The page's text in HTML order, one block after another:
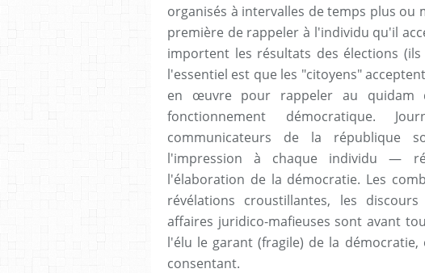
organisés à intervalles de temps plus
première de rappeler à l'individu qu'il
importent les résultats des élections
l'essentiel est que les "citoyens"
en œuvre pour rappeler au quidam
fonctionnement démocratique.
communicateurs de la république
l'impression à chaque individu —
l'élaboration de la démocratie. Les
révélations croustillantes, les
affaires juridico-mafieuses sont avant
l'élu le garant (fragile) de la
consentant.